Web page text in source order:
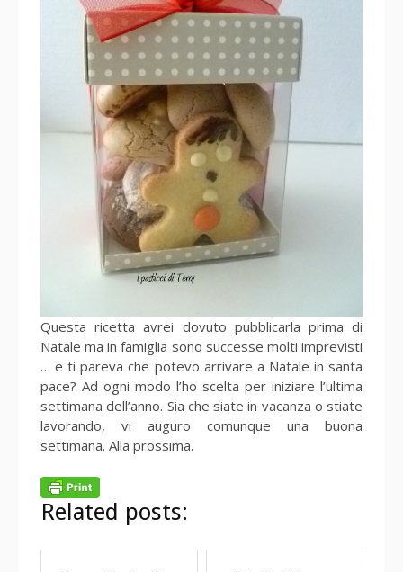
Questa ricetta avrei dovuto pubblicarla prima di
Natale ma in famiglia sono successe molti imprevisti
… e ti pareva che potevo arrivare a Natale in santa
pace? Ad ogni modo l’ho scelta per iniziare l’ultima
settimana dell’anno. Sia che siate in vacanza o stiate
lavorando, vi auguro comunque una buona
settimana. Alla prossima.
Related posts: